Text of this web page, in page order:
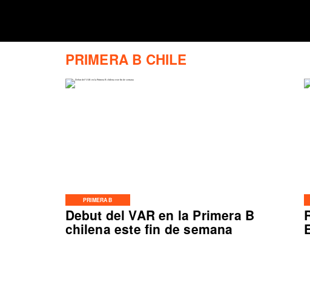
PRIMERA B
Debut del VAR en la Primera B
chilena este fin de semana
PRIMERA B CHILE